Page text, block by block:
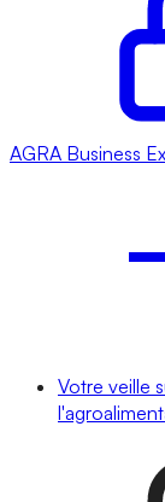
AGRA Business
Votre veille